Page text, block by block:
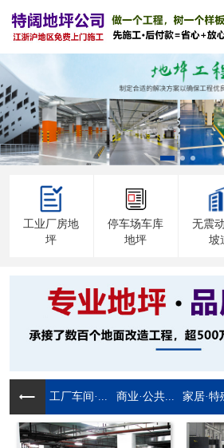
工业厂房地
坪
停车场车库
地坪
无震
坡
工厂车间·... 商业·公共... 家居·特